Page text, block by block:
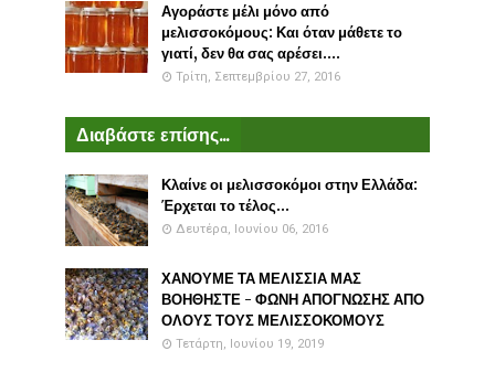
Αγοράστε μέλι μόνο από
μελισσοκόμους: Και όταν μάθετε το
γιατί, δεν θα σας αρέσει....
Τρίτη, Σεπτεμβρίου 27, 2016
Διαβάστε επίσης...
Κλαίνε οι μελισσοκόμοι στην Ελλάδα:
Έρχεται το τέλος...
Δευτέρα, Ιουνίου 06, 2016
ΧΑΝΟΥΜΕ ΤΑ ΜΕΛΙΣΣΙΑ ΜΑΣ
ΒΟΗΘΗΣΤΕ - ΦΩΝΗ ΑΠΟΓΝΩΣΗΣ ΑΠΟ
ΟΛΟΥΣ ΤΟΥΣ ΜΕΛΙΣΣΟΚΟΜΟΥΣ
Τετάρτη, Ιουνίου 19, 2019